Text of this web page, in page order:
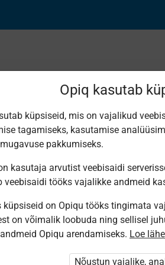
sisse logitud.
„Erakasutaja 2024/25”,
Opiq kasutab
küpsiseid, mis on vajalikud
tagamiseks, kasutamise
pakkumiseks.
kasutaja arvutist veebisaidi
veebisaidi tööks vajalikke andmeid
küpsiseid on Opiqu tööks tingimata
on võimalik loobuda ning sellisel
Opiqu arendamiseks. Loe
Nõustun vajalike,